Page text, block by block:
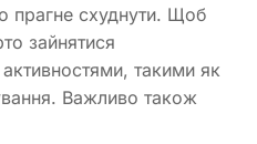
прагне схуднути. Щоб
зайнятися
такими як
Важливо також